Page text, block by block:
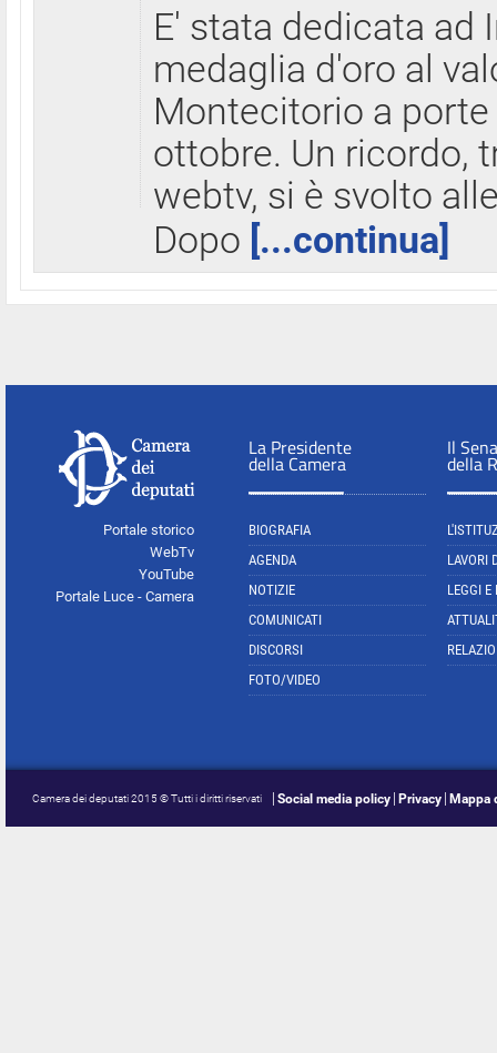
E' stata dedicata ad
medaglia d'oro al
Montecitorio a
ottobre. Un ricordo,
webtv, si è svolto
Dopo [...continua]
Portale storico
WebTv
YouTube
Portale Luce - Camera
La Presidente
della Camera
BIOGRAFIA
AGENDA
NOTIZIE
COMUNICATI
DISCORSI
FOTO/VIDEO
Il
della
LAVORI
LEGGI E
Camera dei deputati 2015 © Tutti i diritti riservati Social media policy Privacy Mappa